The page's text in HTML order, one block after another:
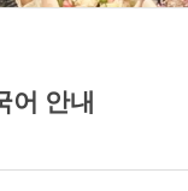
어 안내